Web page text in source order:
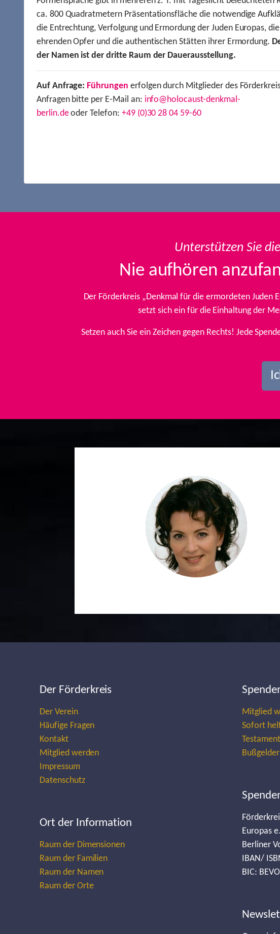
ca. 800 Quadratmetern Präsentationsfläche die notwendige
die Entrechtung, Verfolgung und Ermordung der Juden Europas,
ehrenden Opfer und die authentischen Stätten ihrer Ermordung.
der Namen ist der dritte Raum der Dauerausstellung.
Auf Anfrage: Führungen erfolgen durch Mitglieder des
Anfragen bitte per E-Mail an: info@holocaust-denkmal-
berlin.deoder Telefon: +49 (0)30 28 04 59-60
Unterstützen Sie
Nie aufhören
Der Förderkreis „Denkmal für die ermordeten Juden
setzt sich ein für die Einhaltung der
Setzen auch Sie ein Zeichen gegen Rechts! Jede
Previous
Der Förderkreis
Der Verein
Häufige Fragen
Kontakt
Mitglied werden
Impressum
Datenschutz
Ort der Information
Raum der Dimensionen
Raum der Familien
Raum der Namen
Raum der Orte
Mitglied
Sofort
Bußgelder
Europas
Berliner
IBAN/
BIC: